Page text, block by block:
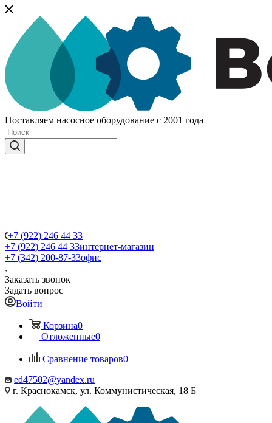
Поставляем насосное оборудование с 2001 года
+7 (922) 246 44 33
+7 (922) 246 44 33интернет-магазин
+7 (342) 200-87-33офис
Заказать звонок
Задать вопрос
Войти
Корзина0
Отложенные0
Сравнение товаров0
ed47502@yandex.ru
г. Краснокамск, ул. Коммунистическая, 18 Б